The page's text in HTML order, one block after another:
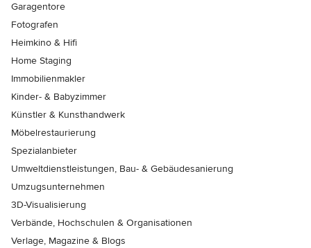
Garagentore
Fotografen
Heimkino & Hifi
Home Staging
Immobilienmakler
Kinder- & Babyzimmer
Künstler & Kunsthandwerk
Möbelrestaurierung
Spezialanbieter
Umweltdienstleistungen, Bau- & Gebäudesanierung
Umzugsunternehmen
3D-Visualisierung
Verbände, Hochschulen & Organisationen
Verlage, Magazine & Blogs